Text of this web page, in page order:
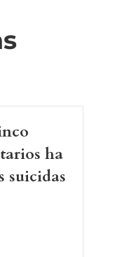
ha
suicidas